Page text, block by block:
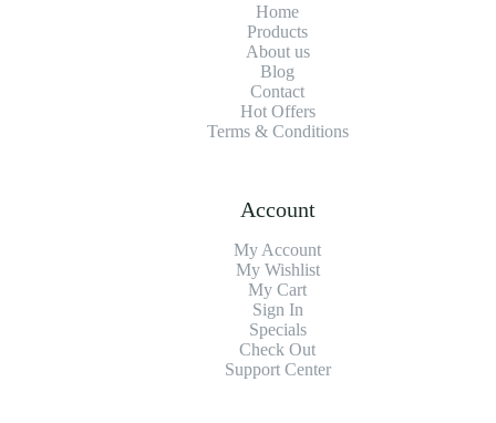
Home
Products
About us
Blog
Contact
Hot Offers
Terms & Conditions
Account
My Account
My Wishlist
My Cart
Sign In
Specials
Check Out
Support Center